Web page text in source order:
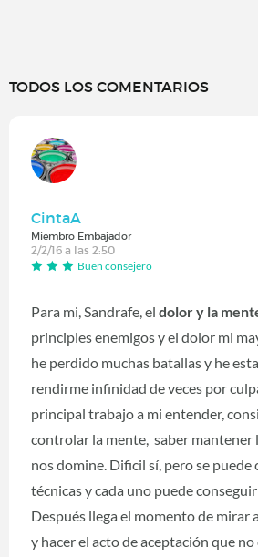
TODOS LOS COMENTARIOS
CintaA
Miembro Embajador
2/2/16 a las 2:50
Buen consejero
Para mi, Sandrafe, el dolor y la
principles enemigos y el dolor mi
he perdido muchas batallas y he
rendirme infinidad de veces por
principal trabajo a mi entender,
controlar la mente, saber mantener
nos domine. Dificil sí, pero se puede
técnicas y cada uno puede
Después llega el momento de mirar
y hacer el acto de aceptación que